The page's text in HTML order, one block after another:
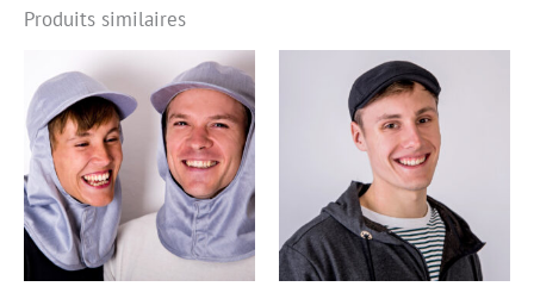
Produits similaires
Ce
produit
a
plusieurs
variations.
Les
options